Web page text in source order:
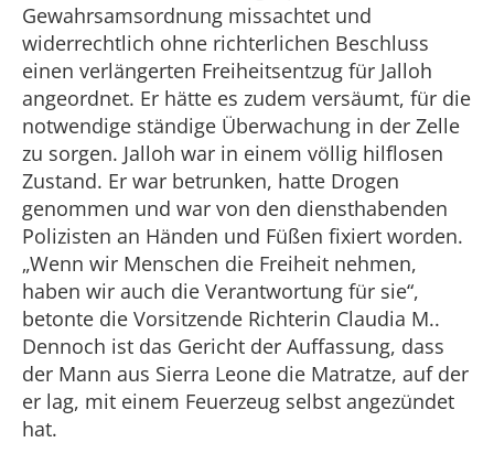
Gewahrsamsordnung missachtet und
widerrechtlich ohne richterlichen Beschluss
einen verlängerten Freiheitsentzug für Jalloh
angeordnet. Er hätte es zudem versäumt, für die
notwendige ständige Überwachung in der Zelle
zu sorgen. Jalloh war in einem völlig hilflosen
Zustand. Er war betrunken, hatte Drogen
genommen und war von den diensthabenden
Polizisten an Händen und Füßen fixiert worden.
„Wenn wir Menschen die Freiheit nehmen,
haben wir auch die Verantwortung für sie“,
betonte die Vorsitzende Richterin Claudia M..
Dennoch ist das Gericht der Auffassung, dass
der Mann aus Sierra Leone die Matratze, auf der
er lag, mit einem Feuerzeug selbst angezündet
hat.